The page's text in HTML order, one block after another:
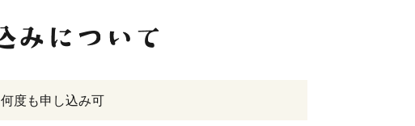
何度も申し込み可